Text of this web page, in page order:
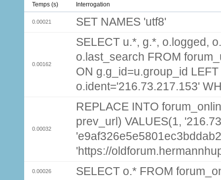
Temps (s) Interrogation
0.00021 SET NAMES 'utf8'
0.00162
SELECT u.*, g.*, o.logged,
o.last_search FROM
ON g.g_id=u.group_id
o.ident='216.73.217.153'
0.00032
REPLACE INTO
prev_url) VALUES(1,
'https://
0.00026 SELECT o.* FROM